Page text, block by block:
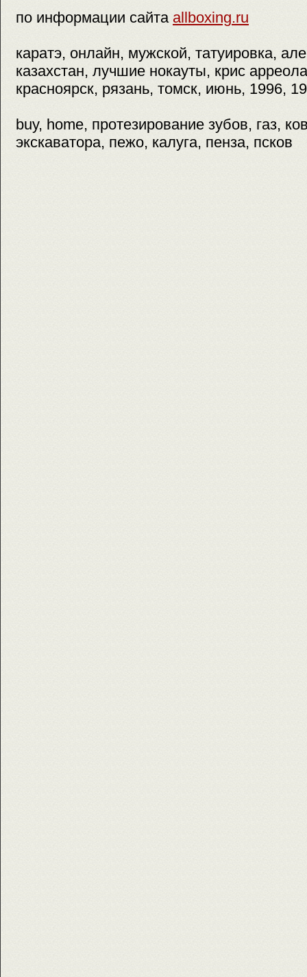
по информации сайта allboxing.ru
каратэ, онлайн, мужской, татуировка,
казахстан, лучшие нокауты, крис
красноярск, рязань, томск, июнь, 1996,
buy, home, протезирование зубов, газ,
экскаватора, пежо, калуга, пенза, псков